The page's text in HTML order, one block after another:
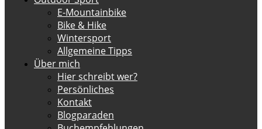
E-Mountainbike
Bike & Hike
Wintersport
Allgemeine Tipps
Über mich
Hier schreibt wer?
Persönliches
Kontakt
Blogparaden